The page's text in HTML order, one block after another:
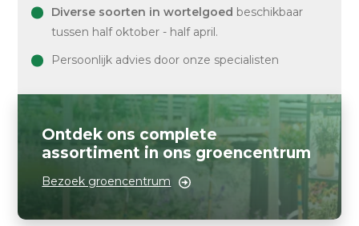
Diverse soorten in wortelgoed beschikbaar
tussen half oktober - half april.
Persoonlijk advies door onze specialisten
Ontdek ons complete
assortiment in ons groencentrum
Bezoek groencentrum